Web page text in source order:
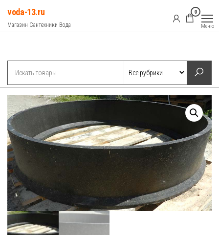
Перейти
содержимому
voda-13.ru
Магазин Сантехники Вода
0
Меню